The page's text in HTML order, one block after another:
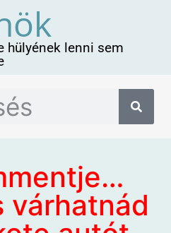
hülyének lenni sem
várhatnád